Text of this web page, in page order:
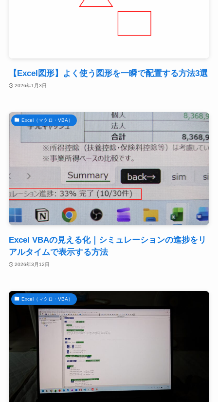
【Excel図形】よく使う図形を一瞬で配置する方法3選
2026年1月3日
Excel（マクロ・VBA）
Excel VBAの見える化｜シミュレーションの進捗をリ
アルタイムで表示する方法
2026年3月12日
Excel（マクロ・VBA）